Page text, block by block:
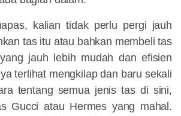
kalian tidak perlu pergi jauh
tas itu atau bahkan membeli tas
jauh lebih mudah dan efisien
terlihat mengkilap dan baru sekali
tentang semua jenis tas di sini,
Gucci atau Hermes yang mahal.